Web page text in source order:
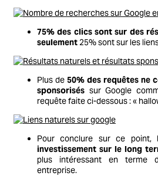
75% des clics sont sur des
seulement25% sont sur les
Plus de 50% des requêtes ne
sponsorisés sur Google
requête faite ci-dessous : «
Pour conclure sur ce
investissement sur le long
plus intéressant en terme
entreprise.